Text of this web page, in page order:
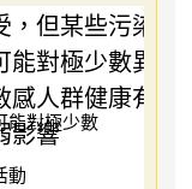
能對極少數
動